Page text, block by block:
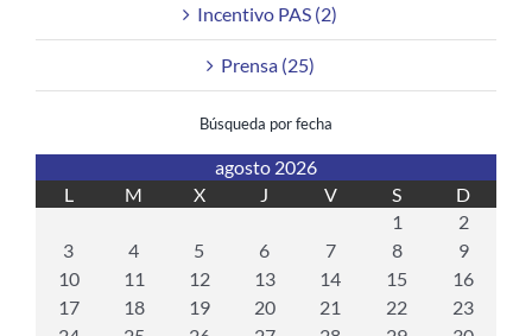
Incentivo PAS (2)
Prensa (25)
Búsqueda por fecha
agosto 2026
L
M X J V S
D
1
2
3
4 5 6 7 8
9
10
11 12 13 14 15
16
17
18 19 20 21 22
23